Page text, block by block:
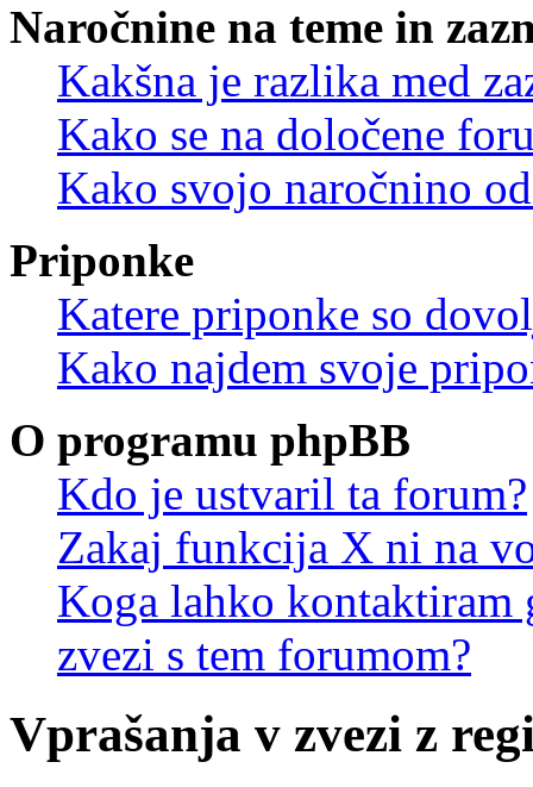
Naročnine na teme in
Kakšna je razlika med
Kako se na določene
Kako svojo naročnino
Priponke
Katere priponke so
Kako najdem svoje
O programu phpBB
Kdo je ustvaril ta forum?
Zakaj funkcija X ni na
Koga lahko kontaktiram
zvezi s tem forumom?
Vprašanja v zvezi z